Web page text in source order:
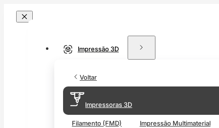
Impressão 3D
Voltar
Impressoras 3D
Filamento (FMD) Impressão Multimaterial